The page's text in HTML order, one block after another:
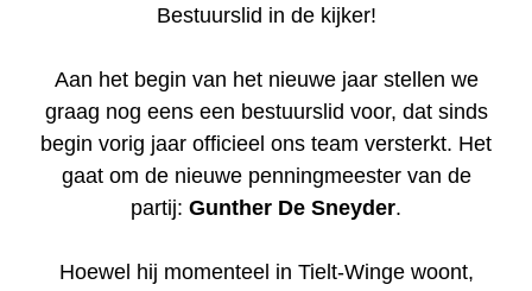
Bestuurslid in de kijker!
Aan het begin van het nieuwe jaar stellen we
graag nog eens een bestuurslid voor, dat sinds
begin vorig jaar officieel ons team versterkt. Het
gaat om de nieuwe penningmeester van de
partij: Gunther De Sneyder.
Hoewel hij momenteel in Tielt-Winge woont,